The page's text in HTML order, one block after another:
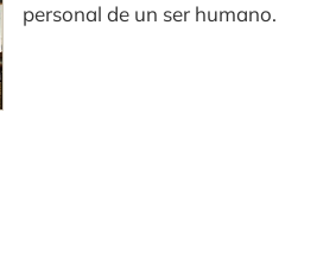
personal de un ser humano.